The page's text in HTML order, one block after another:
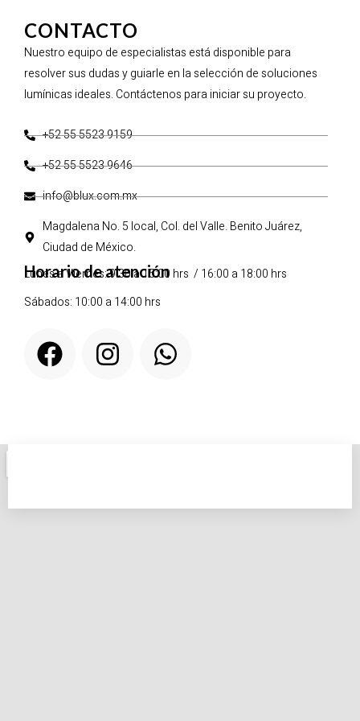
CONTACTO
Nuestro equipo de especialistas está disponible para
resolver sus dudas y guiarle en la selección de soluciones
lumínicas ideales. Contáctenos para iniciar su proyecto.
+52 55 5523 9159
+52 55 5523 9646
info@blux.com.mx
Magdalena No. 5 local, Col. del Valle. Benito Juárez,
Ciudad de México.
Horario de atención
Lunes a Viernes: 9:30 a 15:00 hrs / 16:00 a 18:00 hrs
Sábados: 10:00 a 14:00 hrs